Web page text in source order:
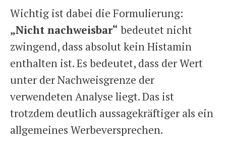
Wichtig ist dabei die Formulierung:
„Nicht nachweisbar“ bedeutet nicht
zwingend, dass absolut kein Histamin
enthalten ist. Es bedeutet, dass der Wert
unter der Nachweisgrenze der
verwendeten Analyse liegt. Das ist
trotzdem deutlich aussagekräftiger als ein
allgemeines Werbeversprechen.